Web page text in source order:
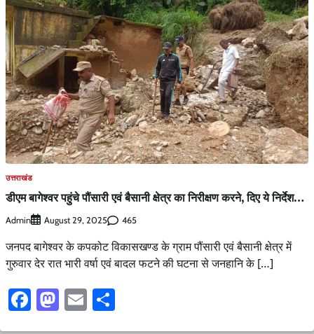
उत्तराखंड
डीएम बागेश्वर पहुंचे पौंसारी एवं बैसानी क्षेत्र का निरीक्षण करने, दिए ये निर्देश…
Admin August 29, 2025 465
जनपद बागेश्वर के कपकोट विकासखण्ड के ग्राम पौंसारी एवं बैसानी क्षेत्र में
गुरुवार देर रात भारी वर्षा एवं बादल फटने की घटना से जनहानि के […]
Facebook
Mastodon
Email